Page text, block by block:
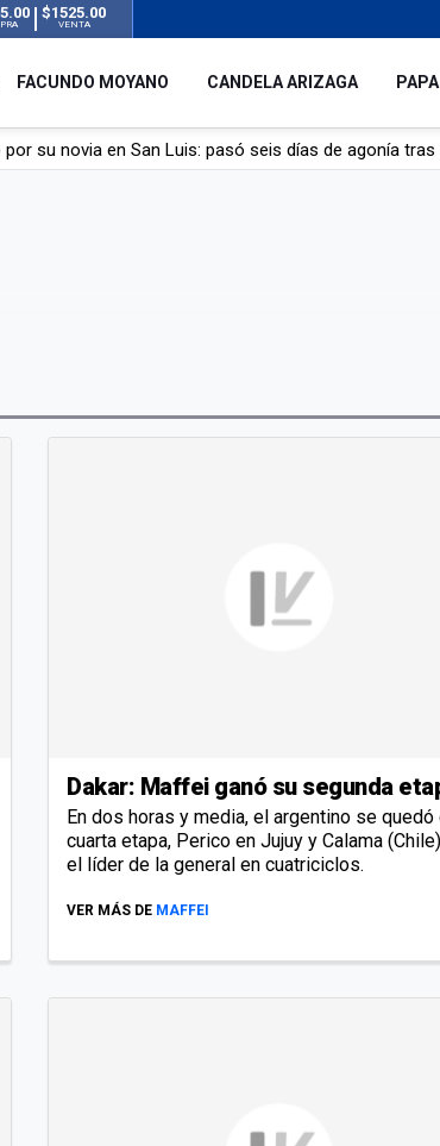
$1525.00
VENTA
FACUNDO MOYANO CANDELA ARIZAGA
su novia en San Luis: pasó seis días de agonía
Dakar: Maffei ganó su segunda
En dos horas y media, el argentino se quedó
cuarta etapa, Perico en Jujuy y Calama
el líder de la general en cuatriciclos.
VER MÁS DE MAFFEI